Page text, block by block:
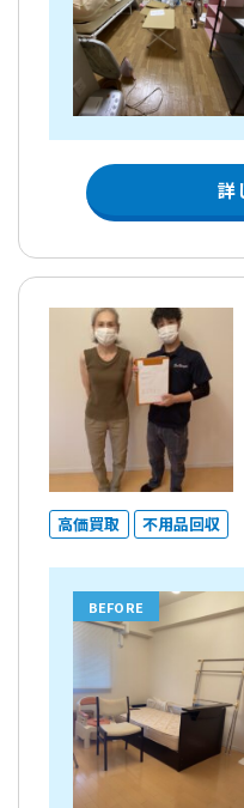
詳
高価買取 不用品回収
BEFORE